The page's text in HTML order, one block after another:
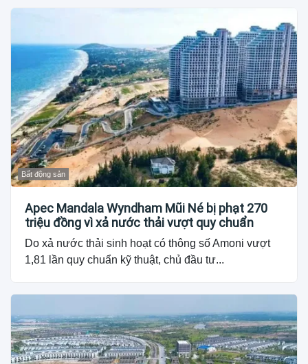
Bất động sản
Apec Mandala Wyndham Mũi Né bị phạt 270
triệu đồng vì xả nước thải vượt quy chuẩn
Do xả nước thải sinh hoạt có thông số Amoni vượt
1,81 lần quy chuẩn kỹ thuật, chủ đầu tư...